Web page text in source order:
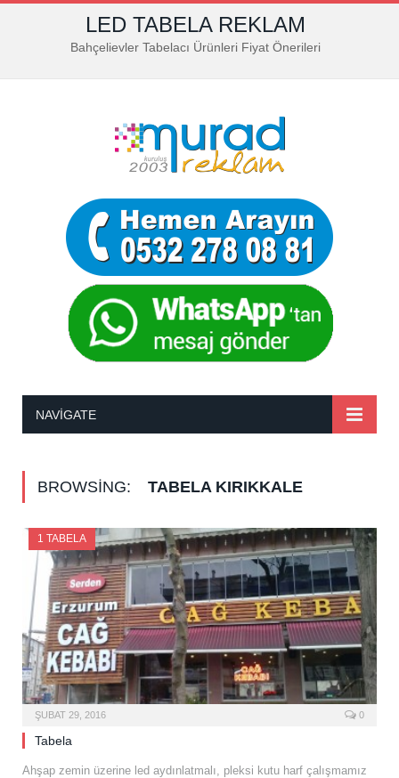
LED TABELA REKLAM
Bahçelievler Tabelacı Ürünleri Fiyat Önerileri
NAVIGATE
BROWSING: TABELA KIRIKKALE
1 TABELA
ŞUBAT 29, 2016 0
Tabela
Ahşap zemin üzerine led aydınlatmalı, pleksi kutu harf çalışmamız